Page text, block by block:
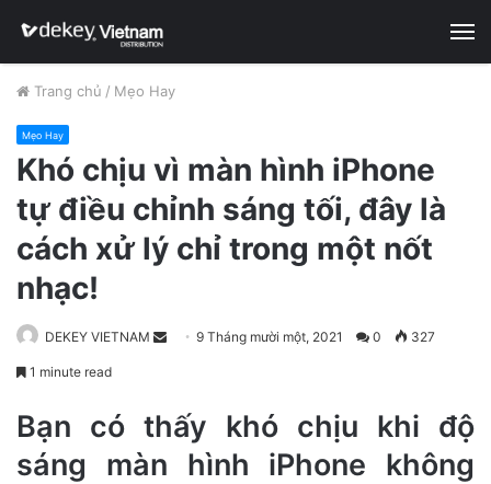
Trang chủ / Mẹo Hay
Mẹo Hay
Khó chịu vì màn hình iPhone
tự điều chỉnh sáng tối, đây là
cách xử lý chỉ trong một nốt
nhạc!
DEKEY VIETNAM
a
9 Tháng mười một, 2021 0 327
1 minute read
Bạn có thấy khó chịu khi độ
sáng màn hình iPhone không